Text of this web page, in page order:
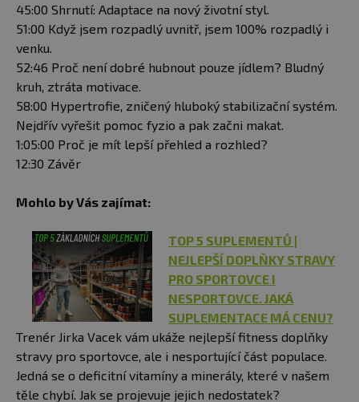
45:00 Shrnutí: Adaptace na nový životní styl.
51:00 Když jsem rozpadlý uvnitř, jsem 100% rozpadlý i
venku.
52:46 Proč není dobré hubnout pouze jídlem? Bludný
kruh, ztráta motivace.
58:00 Hypertrofie, zničený hluboký stabilizační systém.
Nejdřív vyřešit pomoc fyzio a pak začni makat.
1:05:00 Proč je mít lepší přehled a rozhled?
12:30 Závěr
Mohlo by Vás zajímat:
TOP 5 SUPLEMENTŮ |
NEJLEPŠÍ DOPLŇKY STRAVY
PRO SPORTOVCE I
NESPORTOVCE. JAKÁ
SUPLEMENTACE MÁ CENU?
Trenér Jirka Vacek vám ukáže nejlepší fitness doplňky
stravy pro sportovce, ale i nesportující část populace.
Jedná se o deficitní vitamíny a minerály, které v našem
těle chybí. Jak se projevuje jejich nedostatek?